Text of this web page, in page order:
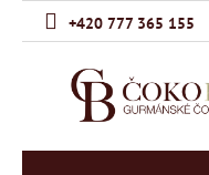
+420 777 365 155